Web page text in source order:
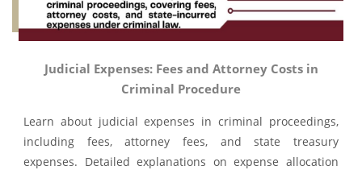
Judicial Expenses: Fees and Attorney Costs in
Criminal Procedure
Learn about judicial expenses in criminal proceedings,
including fees, attorney fees, and state treasury
expenses. Detailed explanations on expense allocation